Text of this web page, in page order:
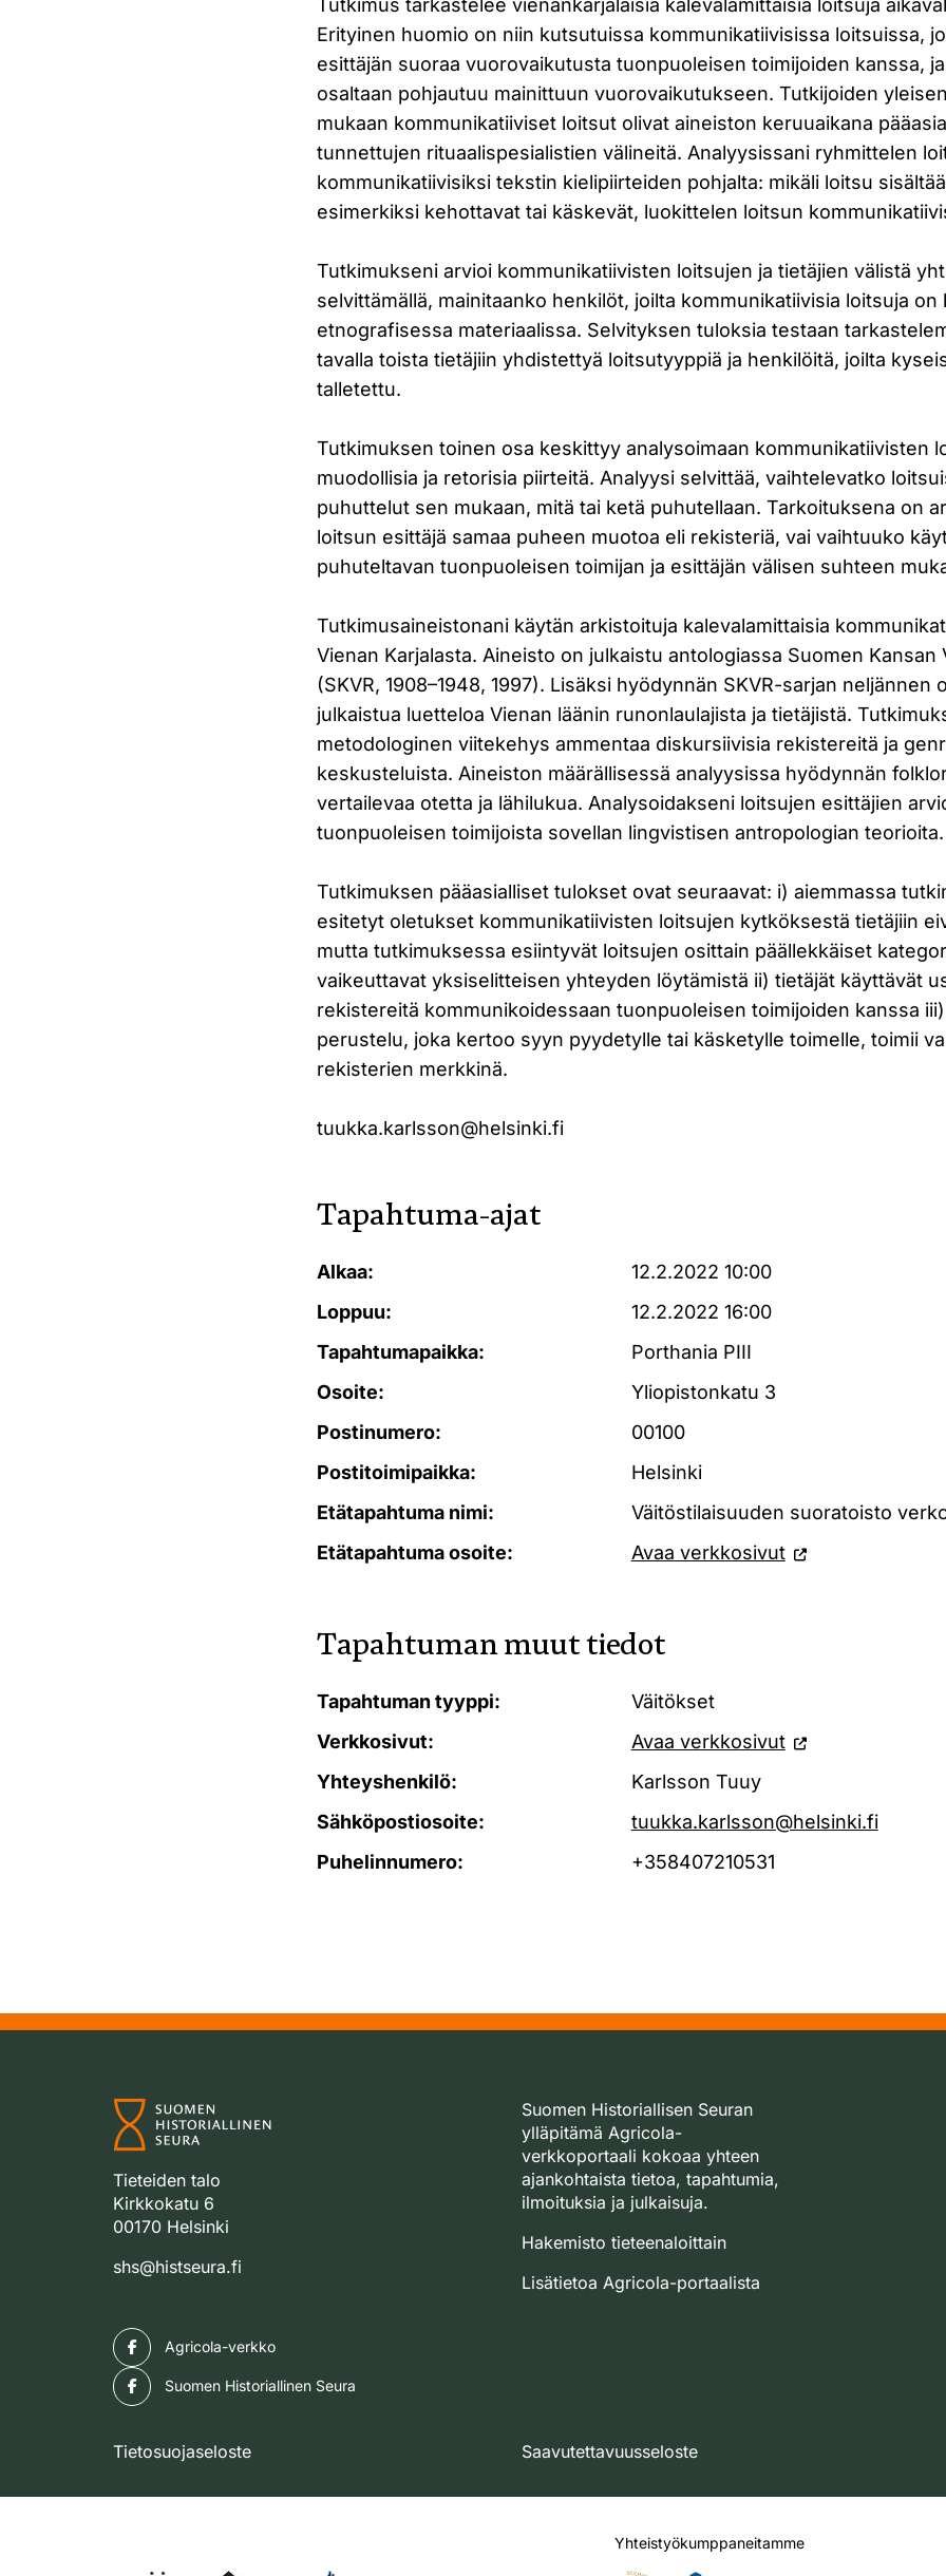
Tutkimus tarkastelee vienankarjalaisia kalevalamittaisia loitsuja
Erityinen huomio on niin kutsutuissa kommunikatiivisissa loitsuissa,
esittäjän suoraa vuorovaikutusta tuonpuoleisen toimijoiden kanssa,
osaltaan pohjautuu mainittuun vuorovaikutukseen. Tutkijoiden
mukaan kommunikatiiviset loitsut olivat aineiston keruuaikana
tunnettujen rituaalispesialistien välineitä. Analyysissani ryhmittelen
kommunikatiivisiksi tekstin kielipiirteiden pohjalta: mikäli loitsu
esimerkiksi kehottavat tai käskevät, luokittelen loitsun
Tutkimukseni arvioi kommunikatiivisten loitsujen ja tietäjien välistä
selvittämällä, mainitaanko henkilöt, joilta kommunikatiivisia loitsuja
etnografisessa materiaalissa. Selvityksen tuloksia testaan
tavalla toista tietäjiin yhdistettyä loitsutyyppiä ja henkilöitä, joilta
talletettu.
Tutkimuksen toinen osa keskittyy analysoimaan kommunikatiivisten
muodollisia ja retorisia piirteitä. Analyysi selvittää, vaihtelevatko
puhuttelut sen mukaan, mitä tai ketä puhutellaan. Tarkoituksena on
loitsun esittäjä samaa puheen muotoa eli rekisteriä, vai vaihtuuko
puhuteltavan tuonpuoleisen toimijan ja esittäjän välisen suhteen
Tutkimusaineistonani käytän arkistoituja kalevalamittaisia
Vienan Karjalasta. Aineisto on julkaistu antologiassa Suomen Kansan
(SKVR, 1908–1948, 1997). Lisäksi hyödynnän SKVR-sarjan neljännen
julkaistua luetteloa Vienan läänin runonlaulajista ja tietäjistä.
metodologinen viitekehys ammentaa diskursiivisia rekistereitä ja
keskusteluista. Aineiston määrällisessä analyysissa hyödynnän
vertailevaa otetta ja lähilukua. Analysoidakseni loitsujen esittäjien
tuonpuoleisen toimijoista sovellan lingvistisen antropologian teorioita.
Tutkimuksen pääasialliset tulokset ovat seuraavat: i) aiemmassa
esitetyt oletukset kommunikatiivisten loitsujen kytköksestä tietäjiin
mutta tutkimuksessa esiintyvät loitsujen osittain päällekkäiset
vaikeuttavat yksiselitteisen yhteyden löytämistä ii) tietäjät käyttävät
rekistereitä kommunikoidessaan tuonpuoleisen toimijoiden kanssa
perustelu, joka kertoo syyn pyydetylle tai käsketylle toimelle, toimii
rekisterien merkkinä.
tuukka.karlsson@helsinki.fi
Tapahtuma-ajat
Alkaa:
12.2.2022 10:00
Loppuu:
12.2.2022 16:00
Tapahtumapaikka:
Porthania PIII
Osoite:
Yliopistonkatu 3
Postinumero:
00100
Postitoimipaikka:
Helsinki
Etätapahtuma nimi:
Väitöstilaisuuden suoratoisto
Etätapahtuma osoite:
Avaa verkkosivut
Tapahtuman muut tiedot
Tapahtuman tyyppi:
Väitökset
Verkkosivut:
Avaa verkkosivut
Yhteyshenkilö:
Karlsson Tuuy
Sähköpostiosoite:
tuukka.karlsson@helsinki.fi
Puhelinnumero:
+358407210531
Tieteiden talo
Kirkkokatu 6
00170 Helsinki
shs@histseura.fi
Suomen Historiallisen Seuran
ylläpitämä Agricola-
verkkoportaali kokoaa yhteen
ajankohtaista tietoa, tapahtumia,
ilmoituksia ja julkaisuja.
Hakemisto tieteenaloittain
Lisätietoa Agricola-portaalista
Agricola-verkko
Suomen Historiallinen Seura
Tietosuojaseloste Saavutettavuusseloste
Yhteistyökumppaneitamme